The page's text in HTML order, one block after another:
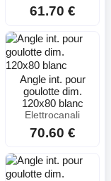
61.70 €
Angle int. pour
goulotte dim.
120x80 blanc
Elettrocanali
70.60 €